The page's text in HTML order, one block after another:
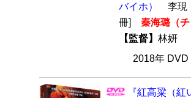
バイホ）
李
冊] 秦海璐（
【監督】 林妍
2018年
『紅高粱（